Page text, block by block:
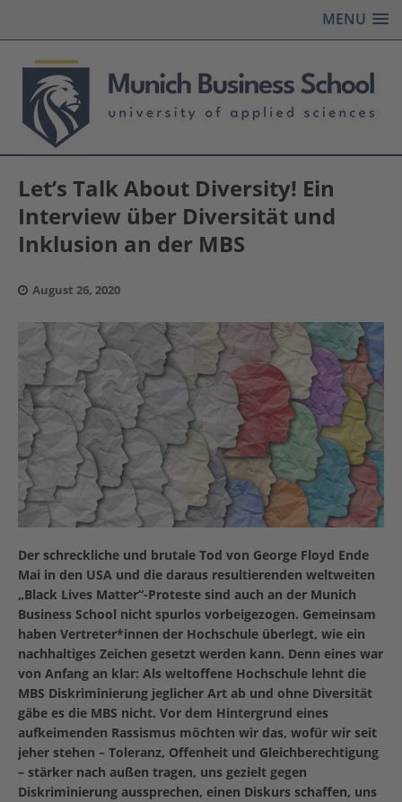
MENU
Let’s Talk About Diversity! Ein
Interview über Diversität und
Inklusion an der MBS
August 26, 2020
Der schreckliche und brutale Tod von George Floyd Ende
Mai in den USA und die daraus resultierenden weltweiten
„Black Lives Matter“-Proteste sind auch an der Munich
Business School nicht spurlos vorbeigezogen. Gemeinsam
haben Vertreter*innen der Hochschule überlegt, wie ein
nachhaltiges Zeichen gesetzt werden kann. Denn eines war
von Anfang an klar: Als weltoffene Hochschule lehnt die
MBS Diskriminierung jeglicher Art ab und ohne Diversität
gäbe es die MBS nicht. Vor dem Hintergrund eines
aufkeimenden Rassismus möchten wir das, wofür wir seit
jeher stehen – Toleranz, Offenheit und Gleichberechtigung
– stärker nach außen tragen, uns gezielt gegen
Diskriminierung aussprechen, einen Diskurs schaffen, uns